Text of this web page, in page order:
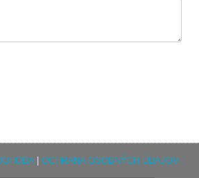
OCHRANA OSOBNÝCH ÚDAJOV